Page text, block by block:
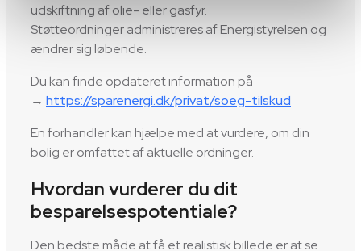
udskiftning af olie- eller gasfyr.
Støtteordninger administreres af Energistyrelsen og
ændrer sig løbende.
Du kan finde opdateret information på
→ https://sparenergi.dk/privat/soeg-tilskud
En forhandler kan hjælpe med at vurdere, om din
bolig er omfattet af aktuelle ordninger.
Hvordan vurderer du dit
besparelsespotentiale?
Den bedste måde at få et realistisk billede er at se